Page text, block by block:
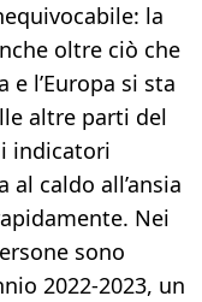
la
oltre ciò che
l’Europa si sta
altre parti del
indicatori
caldo all’ansia
Nei
sono
2022-2023, un